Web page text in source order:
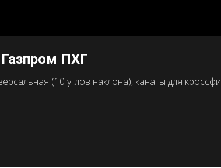
ПХГ
(10 углов наклона), канаты для